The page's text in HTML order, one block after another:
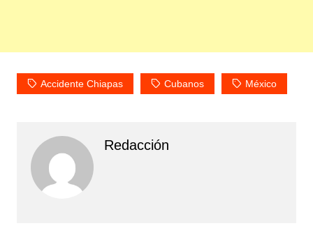
Accidente Chiapas Cubanos México
Redacción